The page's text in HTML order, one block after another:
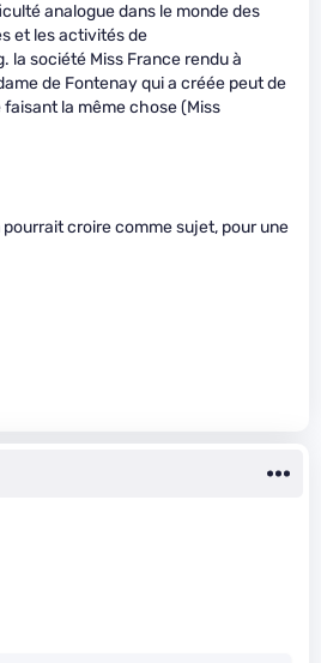
analogue dans le monde des
et les activités de
la société Miss France rendu à
de Fontenay qui a créée peut de
la même chose (Miss
pourrait croire comme sujet, pour une